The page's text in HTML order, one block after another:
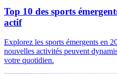
Top 10 des sports
actif
Explorez les sports émergents en
nouvelles activités peuvent
votre quotidien.